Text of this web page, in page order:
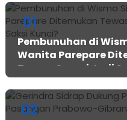
01
Pembunuhan di
Wanita Parepare
Tewas, Suami Jadi
02